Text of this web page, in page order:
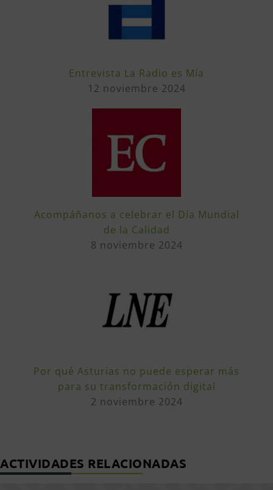
Entrevista La Radio es Mía
12 noviembre 2024
Acompáñanos a celebrar el Día Mundial
de la Calidad
8 noviembre 2024
Por qué Asturias no puede esperar más
para su transformación digital
2 noviembre 2024
ACTIVIDADES RELACIONADAS